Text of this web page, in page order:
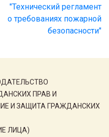
ПРАВ И
И ЗАЩИТА ГРАЖДАНСКИХ
ЛИЦА)
"Технический регламент
о требованиях пожарной
безопасности"